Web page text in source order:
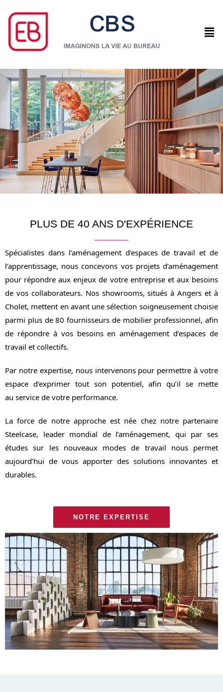
PLUS DE 40 ANS D'EXPÉRIENCE
Spécialistes dans l’aménagement d’espaces de travail et de
l’apprentissage, nous concevons vos projets d’aménagement
pour répondre aux enjeux de votre entreprise et aux besoins
de vos collaborateurs. Nos showrooms, situés à Angers et à
Cholet, mettent en avant une sélection soigneusement choisie
parmi plus de 80 fournisseurs de mobilier professionnel, afin
de répondre à vos besoins en aménagement d’espaces de
travail et collectifs.
Par notre expertise, nous intervenons pour permettre à votre
espace d’exprimer tout son potentiel, afin qu’il se mette
au service de votre performance.
La force de notre approche est née chez notre partenaire
Steelcase, leader mondial de l’aménagement, qui par ses
études sur les nouveaux modes de travail nous permet
aujourd’hui de vous apporter des solutions innovantes et
durables.
NOTRE EXPERTISE